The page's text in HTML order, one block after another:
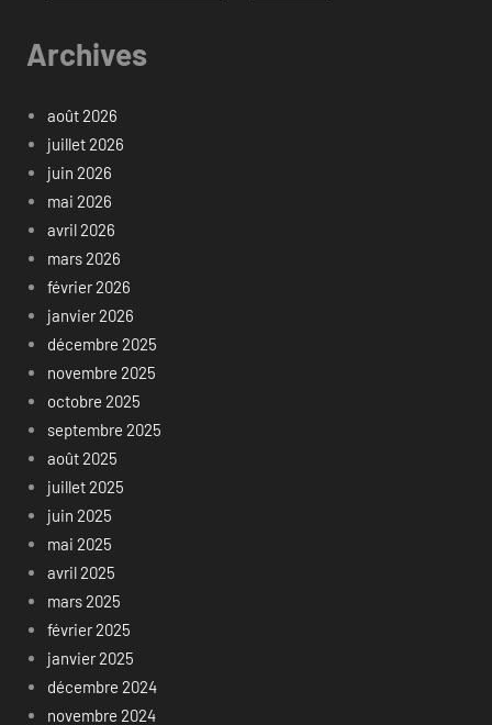
Archives
août 2026
juillet 2026
juin 2026
mai 2026
avril 2026
mars 2026
février 2026
janvier 2026
décembre 2025
novembre 2025
octobre 2025
septembre 2025
août 2025
juillet 2025
juin 2025
mai 2025
avril 2025
mars 2025
février 2025
janvier 2025
décembre 2024
novembre 2024